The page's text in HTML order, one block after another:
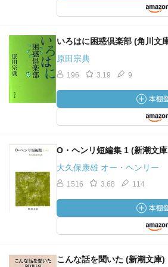
いろはに困惑倶楽部 (角川文
原田宗典
196 3.19 9
O・ヘンリ短編集 1 (新潮文
大久保康雄 オー・ヘンリー
1516 3.68 114
こんな話を聞いた (新潮文庫)